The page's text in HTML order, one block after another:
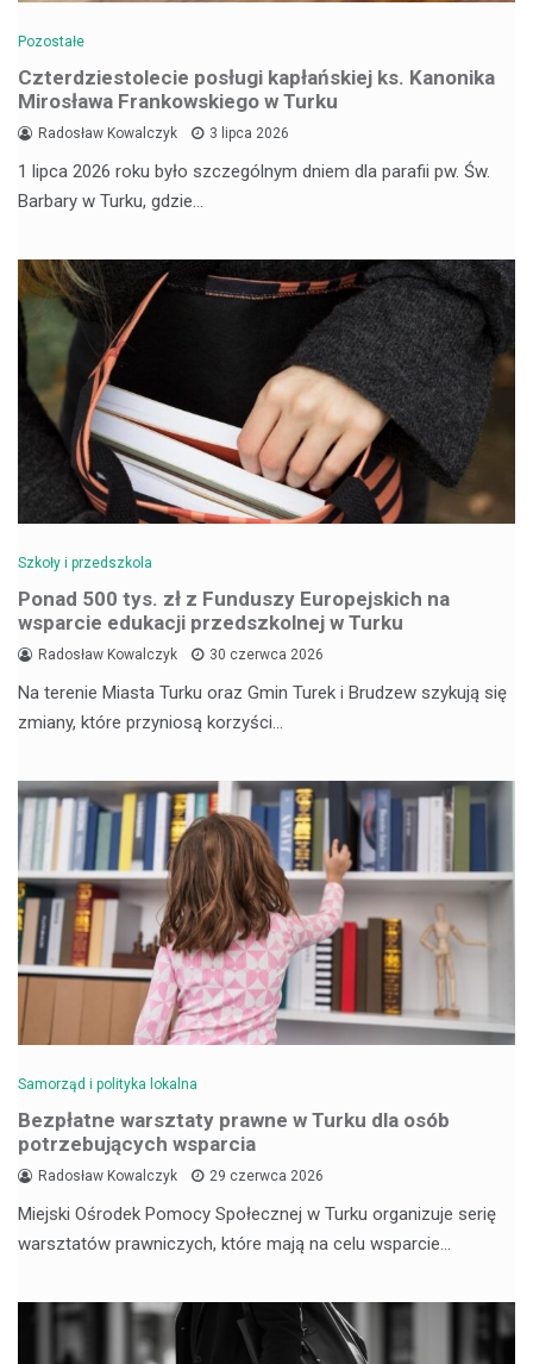
Pozostałe
Czterdziestolecie posługi kapłańskiej ks. Kanonika
Mirosława Frankowskiego w Turku
Radosław Kowalczyk 3 lipca 2026
1 lipca 2026 roku było szczególnym dniem dla parafii pw. Św.
Barbary w Turku, gdzie…
Szkoły i przedszkola
Ponad 500 tys. zł z Funduszy Europejskich na
wsparcie edukacji przedszkolnej w Turku
Radosław Kowalczyk 30 czerwca 2026
Na terenie Miasta Turku oraz Gmin Turek i Brudzew szykują się
zmiany, które przyniosą korzyści…
Samorząd i polityka lokalna
Bezpłatne warsztaty prawne w Turku dla osób
potrzebujących wsparcia
Radosław Kowalczyk 29 czerwca 2026
Miejski Ośrodek Pomocy Społecznej w Turku organizuje serię
warsztatów prawniczych, które mają na celu wsparcie…